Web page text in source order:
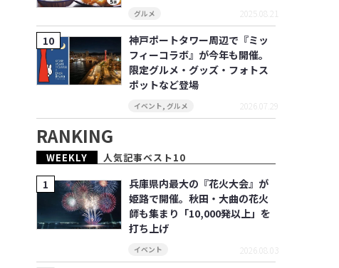
グルメ 2025.08.21
神戸ポートタワー周辺で『ミッ
フィーコラボ』が今年も開催。
限定グルメ・グッズ・フォトス
ポットなど登場
イベント ,グルメ 2026.07.29
RANKING
WEEKLY 人気記事ベスト10
兵庫県内最大の『花火大会』が
姫路で開催。秋田・大曲の花火
師も集まり「10,000発以上」を
打ち上げ
イベント 2026.08.03